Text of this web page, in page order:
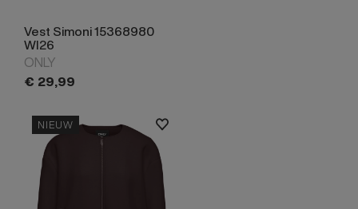
Vest Simoni 15368980
WI26
ONLY
€ 29,99
NIEUW